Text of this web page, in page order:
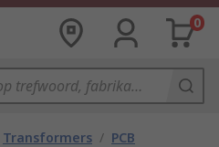
0
Transformers / PCB